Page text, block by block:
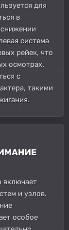
для
в
система
рейек, что
осмотрах.
с
такими
включает
и узлов.
особое